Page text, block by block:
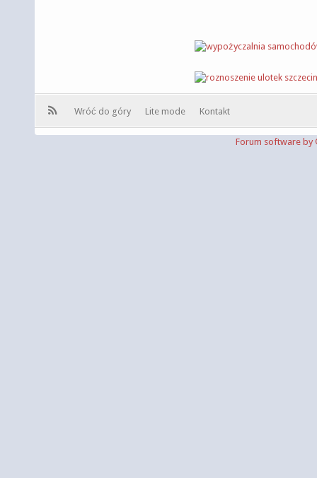
Wróć do góry Lite mode Kontakt
Forum software